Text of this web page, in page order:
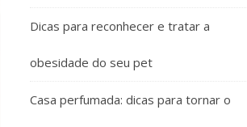
Dicas para reconhecer e tratar a
obesidade do seu pet
Casa perfumada: dicas para tornar o